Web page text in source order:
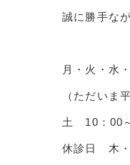
誠に勝手な
月・火・水
（ただいま
土 10：00
休診日 木・